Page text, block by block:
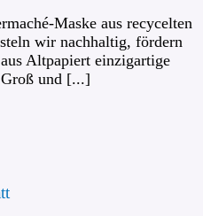
Maske aus recycelten
wir nachhaltig, fördern
Altpapiert einzigartige
und [...]